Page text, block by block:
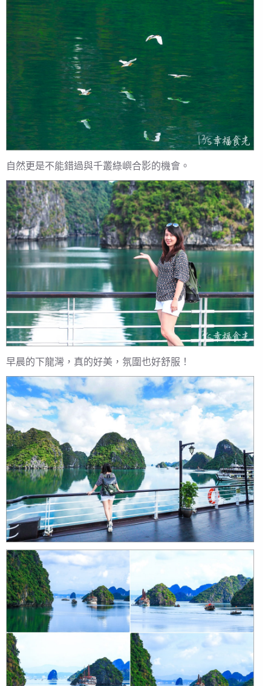
自然更是不能錯過與千叢綠嶼合影的機會。
早晨的下龍灣，真的好美，氛圍也好舒服！